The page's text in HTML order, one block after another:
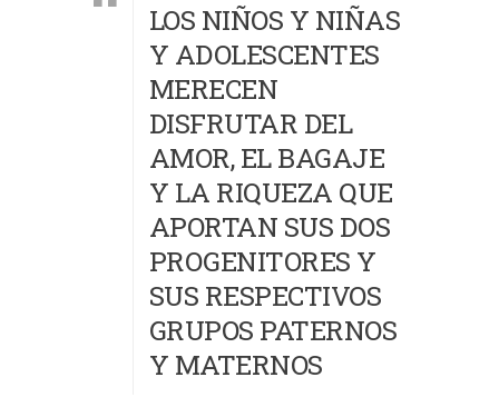
LOS NIÑOS Y NIÑAS
Y ADOLESCENTES
MERECEN
DISFRUTAR DEL
AMOR, EL BAGAJE
Y LA RIQUEZA QUE
APORTAN SUS DOS
PROGENITORES Y
SUS RESPECTIVOS
GRUPOS PATERNOS
Y MATERNOS